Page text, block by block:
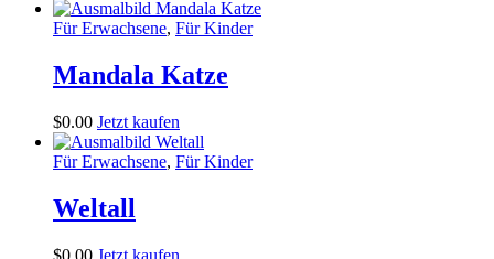
Für Erwachsene, Für Kinder
Mandala Katze
$0.00 Jetzt kaufen
Für Erwachsene, Für Kinder
Weltall
$0.00 Jetzt kaufen